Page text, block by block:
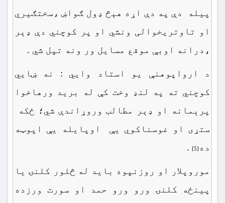
پیله دې په دې اړه هېڅ ډول ګواښ ،سختګیري
او تاوتریخوالی ونشي او پر کوچني دې ډېر
،درانه اوبې موقع مسایل ور ونه تپل شي .
د ارواپوهنې یو استاد وايي : نه ښایي
کوچني ته په لنډ وخت کې له بريد ورهاخوا
پرېمانه او ډېر مطالب وروړاندې شي؛ ځکه
ستړی او غوسناکوي یې اوپایله یې اپوټه
ده [5]
.
موروپلار او روزنپوه باید له څلور کلنۍ یا
پینځه کلنۍ ورو ورو حمد او سورت ورزده